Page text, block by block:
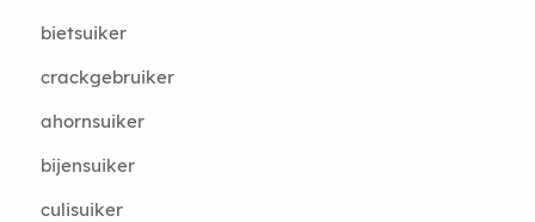
bietsuiker
crackgebruiker
ahornsuiker
bijensuiker
culisuiker